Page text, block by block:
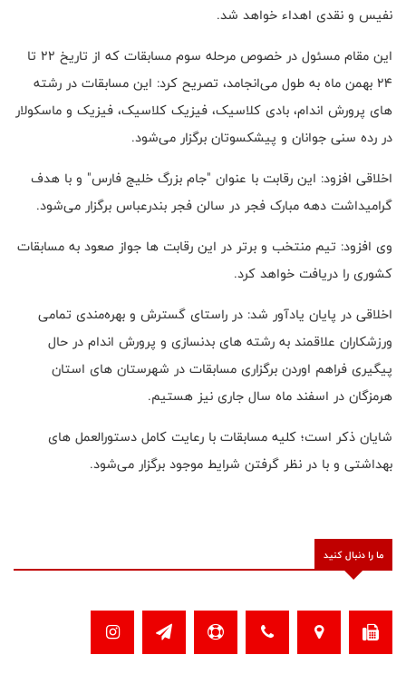
نفیس و نقدی اهداء خواهد شد.
این مقام مسئول در خصوص مرحله سوم مسابقات که از تاریخ ۲۲ تا
۲۴ بهمن ماه به طول می‌انجامد، تصریح کرد: این مسابقات در رشته
های پرورش اندام، بادی کلاسیک، فیزیک کلاسیک، فیزیک و ماسکولار
در رده سنی جوانان و پیشکسوتان برگزار می‌شود.
اخلاقی افزود: این رقابت با عنوان "جام بزرگ خلیج فارس" و با هدف
گرامیداشت دهه مبارک فجر در سالن فجر بندرعباس برگزار می‌شود.
وی افزود: تیم منتخب و برتر در این رقابت ها جواز صعود به مسابقات
کشوری را دریافت خواهد کرد.
اخلاقی در پایان یادآور شد: در راستای گسترش و بهره‌مندی تمامی
ورزشکاران علاقمند به رشته های بدنسازی و پرورش اندام در حال
پیگیری فراهم اوردن برگزاری مسابقات در شهرستان های استان
هرمزگان در اسفند ماه سال جاری نیز هستیم‌.
شایان ذکر است؛ کلیه مسابقات با رعایت کامل دستورالعمل های
بهداشتی و با در نظر گرفتن شرایط موجود برگزار می‌شود.
ما را دنبال کنید